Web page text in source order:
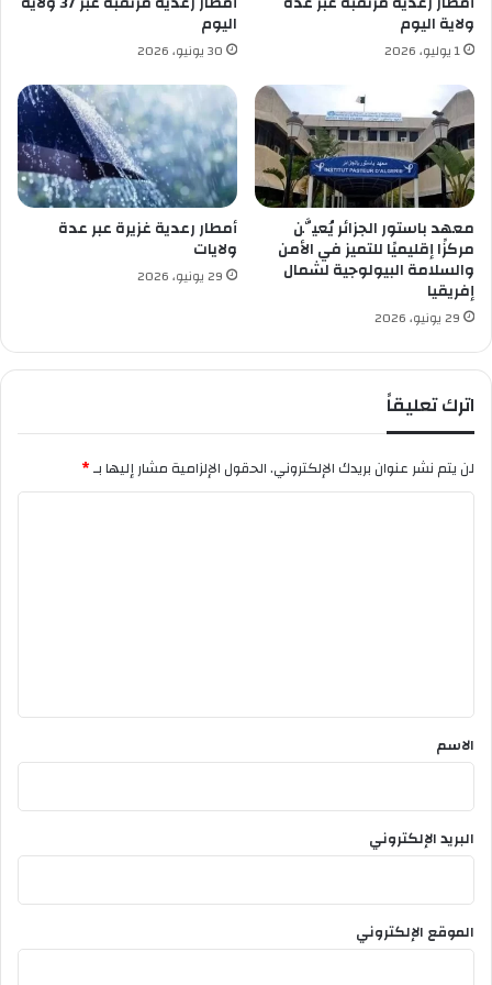
ل
ا
س
ت
ق
ل
ا
ل
ط
ب
1
2
أ
ل
ف
ب
ر
م
ي
ل
ي
و
ي
ولاية اليوم
1 يوليو، 2026
اليوم
30 يونيو، 2026
معهد باستور الجزائر يُعيَّن
مركزًا إقليميًا للتميز في الأمن
والسلامة البيولوجية لشمال
إفريقيا
29 يونيو، 2026
أمطار رعدية غزيرة عبر عدة
ولايات
29 يونيو، 2026
اترك تعليقاً
لن يتم نشر عنوان بريدك الإلكتروني.الحقول الإلزامية مشار إليها بـ*
*
الاسم
البريد الإلكتروني
الموقع الإلكتروني